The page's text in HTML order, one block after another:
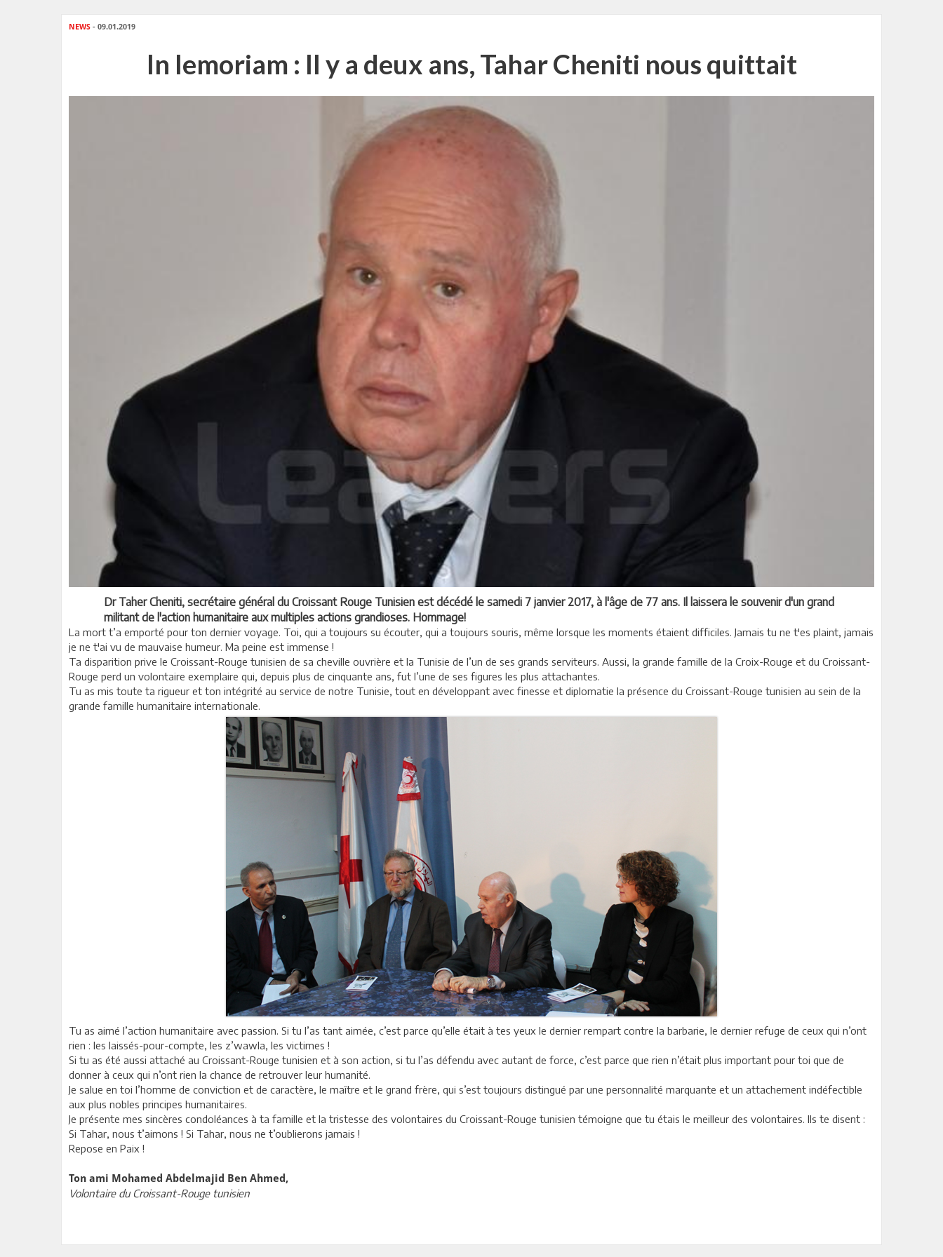
NEWS - 09.01.2019
In lemoriam : Il y a deux ans, Tahar Cheniti nous quittait
Dr Taher Cheniti, secrétaire général du Croissant Rouge Tunisien est décédé le samedi 7 janvier 2017, à l'âge de 77 ans. Il laissera le souvenir d'un grand
militant de l'action humanitaire aux multiples actions grandioses. Hommage!
La mort t’a emporté pour ton dernier voyage. Toi, qui a toujours su écouter, qui a toujours souris, même lorsque les moments étaient difficiles. Jamais tu ne t'es plaint, jamais
je ne t'ai vu de mauvaise humeur. Ma peine est immense !
Ta disparition prive le Croissant-Rouge tunisien de sa cheville ouvrière et la Tunisie de l’un de ses grands serviteurs. Aussi, la grande famille de la Croix-Rouge et du Croissant-
Rouge perd un volontaire exemplaire qui, depuis plus de cinquante ans, fut l’une de ses figures les plus attachantes.
Tu as mis toute ta rigueur et ton intégrité au service de notre Tunisie, tout en développant avec finesse et diplomatie la présence du Croissant-Rouge tunisien au sein de la
grande famille humanitaire internationale.
Tu as aimé l’action humanitaire avec passion. Si tu l’as tant aimée, c’est parce qu’elle était à tes yeux le dernier rempart contre la barbarie, le dernier refuge de ceux qui n’ont
rien : les laissés-pour-compte, les z’wawla, les victimes !
Si tu as été aussi attaché au Croissant-Rouge tunisien et à son action, si tu l’as défendu avec autant de force, c’est parce que rien n’était plus important pour toi que de
donner à ceux qui n’ont rien la chance de retrouver leur humanité.
Je salue en toi l’homme de conviction et de caractère, le maître et le grand frère, qui s’est toujours distingué par une personnalité marquante et un attachement indéfectible
aux plus nobles principes humanitaires.
Je présente mes sincères condoléances à ta famille et la tristesse des volontaires du Croissant-Rouge tunisien témoigne que tu étais le meilleur des volontaires. Ils te disent :
Si Tahar, nous t’aimons ! Si Tahar, nous ne t’oublierons jamais !
Repose en Paix !
Ton ami Mohamed Abdelmajid Ben Ahmed,
Volontaire du Croissant-Rouge tunisien